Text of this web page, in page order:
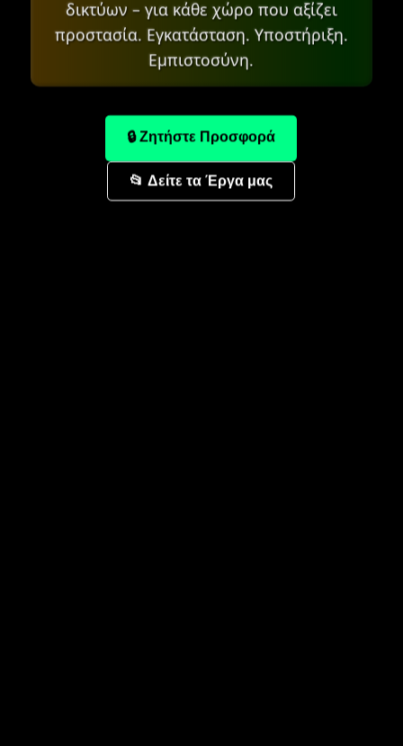
δικτύων – για κάθε χώρο που αξίζει
προστασία. Εγκατάσταση. Υποστήριξη.
Εμπιστοσύνη.
🔒 Ζητήστε Προσφορά
📂 Δείτε τα Έργα μας